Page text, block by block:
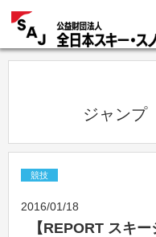
競技
2016/01/18
【REPORT スキ